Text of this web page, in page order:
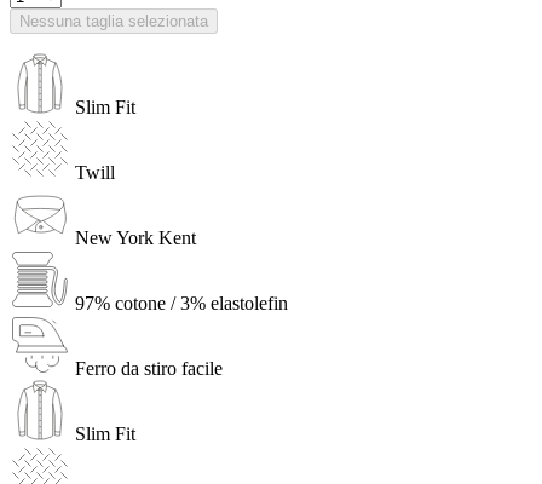
Nessuna taglia selezionata
Slim Fit
Twill
New York Kent
97% cotone / 3% elastolefin
Ferro da stiro facile
Slim Fit